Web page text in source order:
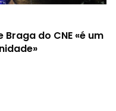
do CNE «é um